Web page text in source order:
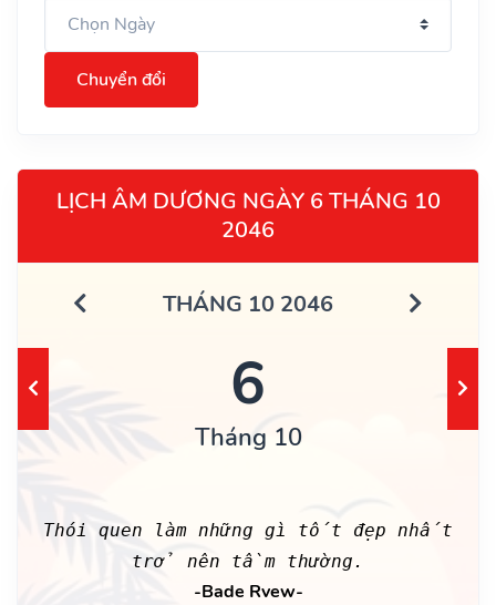
Chuyển đổi
LỊCH ÂM DƯƠNG NGÀY 6 THÁNG 10
2046
THÁNG 10 2046
6
Tháng 10
Thói quen làm những gì tốt đẹp nhất
trở nên tầm thường.
-Bade Rvew-